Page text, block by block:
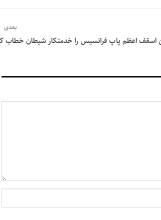
بعدی
اسقف اعظم پاپ فرانسیس را خدمتکار شیطان خطاب